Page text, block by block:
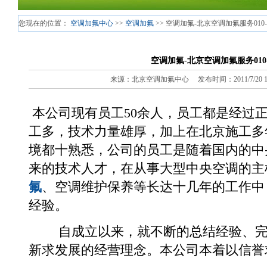
您现在的位置： 空调加氟中心 >> 空调加氟 >> 空调加氟-北京空调加氟服务010-
空调加氟-北京空调加氟服务
来源：北京空调加氟中心 发布时间：2011/7/20
本公司现有员工50余人，员工都是经过
工多，技术力量雄厚，加上在北京施工
境都十熟悉，公司的员工是随着国内的
来的技术人才，在从事大型中央空调的
氟、空调维护保养等长达十几年的工作
经验。
自成立以来，就不断的总结经验、完
新求发展的经营理念。本公司本着以信